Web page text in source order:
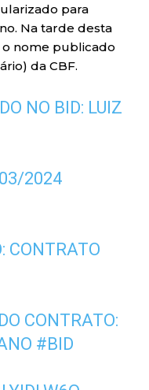
para
Na tarde desta
nome publicado
da CBF.
NO BID: LUIZ
2024
CONTRATO
CONTRATO:
#BID